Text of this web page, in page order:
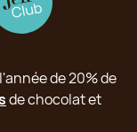
de 20% de
de chocolat et